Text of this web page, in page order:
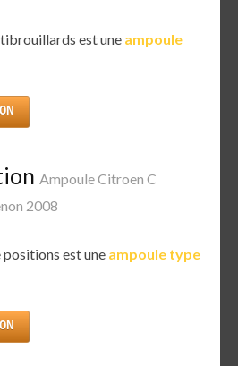
est une ampoule
Ampoule Citroen C
2008
positions est une ampoule type